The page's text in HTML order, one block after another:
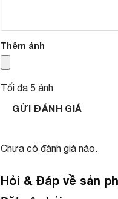
Thêm ảnh
Tối đa 5 ảnh
GỬI ĐÁNH GIÁ
Chưa có đánh giá nào.
Hỏi & Đáp về sản